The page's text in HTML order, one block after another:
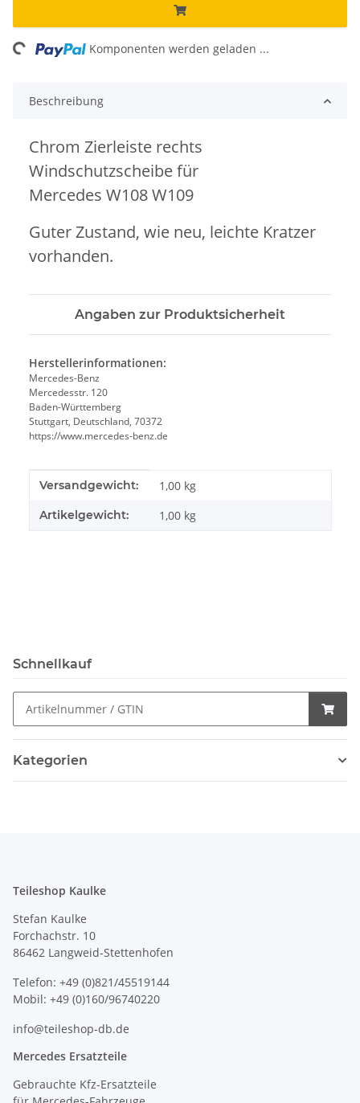
Komponenten werden geladen ...
Beschreibung
Chrom Zierleiste rechts
Windschutzscheibe für
Mercedes W108 W109
Guter Zustand, wie neu, leichte Kratzer
vorhanden.
Angaben zur Produktsicherheit
Herstellerinformationen:
Mercedes-Benz
Mercedesstr. 120
Baden-Württemberg
Stuttgart, Deutschland, 70372
https://www.mercedes-benz.de
Produkteigenschaft
Wert
Versandgewicht: 1,00 kg
Artikelgewicht: 1,00 kg
Schnellkauf
Kategorien
Teileshop Kaulke
Stefan Kaulke
Forchachstr. 10
86462 Langweid-Stettenhofen
Telefon: +49 (0)821/45519144
Mobil: +49 (0)160/96740220
info@teileshop-db.de
Mercedes Ersatzteile
Gebrauchte Kfz-Ersatzteile